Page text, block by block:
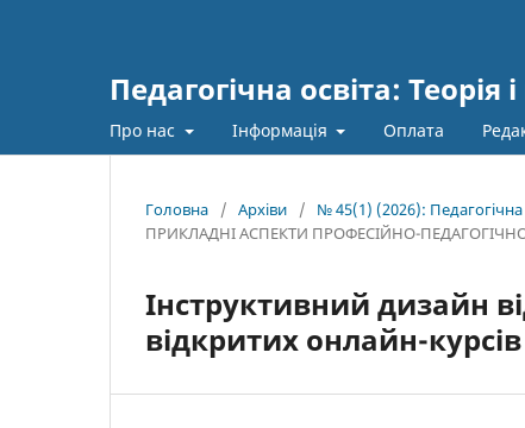
Педагогічна освіта: Теорія
Про нас Інформація Оплата
Головна / Архіви / № 45(1) (2026): Педагогічна
ПРИКЛАДНІ АСПЕКТИ ПРОФЕСІЙНО-
Інструктивний дизайн
відкритих онлайн-курсів